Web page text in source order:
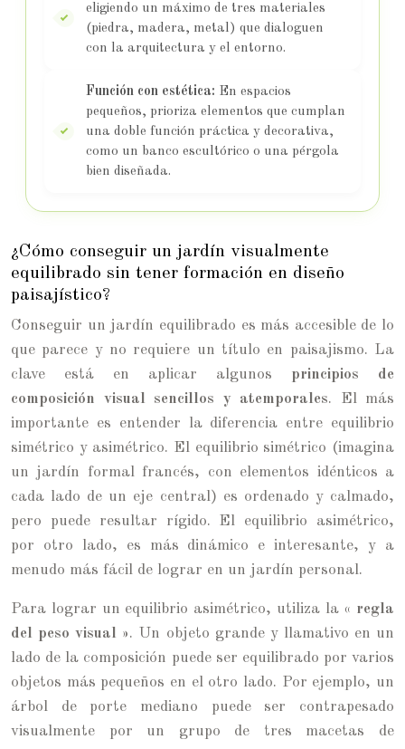
eligiendo un máximo de tres materiales
(piedra, madera, metal) que dialoguen
con la arquitectura y el entorno.
Función con estética: En espacios
pequeños, prioriza elementos que cumplan
una doble función práctica y decorativa,
como un banco escultórico o una pérgola
bien diseñada.
¿Cómo conseguir un jardín visualmente
equilibrado sin tener formación en diseño
paisajístico?
Conseguir un jardín equilibrado es más accesible de lo
que parece y no requiere un título en paisajismo. La
clave está en aplicar algunos principios de
composición visual sencillos y atemporales. El más
importante es entender la diferencia entre equilibrio
simétrico y asimétrico. El equilibrio simétrico (imagina
un jardín formal francés, con elementos idénticos a
cada lado de un eje central) es ordenado y calmado,
pero puede resultar rígido. El equilibrio asimétrico,
por otro lado, es más dinámico e interesante, y a
menudo más fácil de lograr en un jardín personal.
Para lograr un equilibrio asimétrico, utiliza la « regla
del peso visual ». Un objeto grande y llamativo en un
lado de la composición puede ser equilibrado por varios
objetos más pequeños en el otro lado. Por ejemplo, un
árbol de porte mediano puede ser contrapesado
visualmente por un grupo de tres macetas de